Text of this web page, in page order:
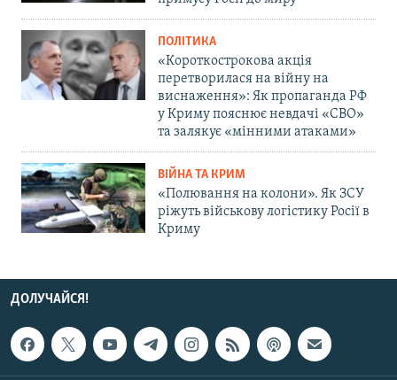
ПОЛІТИКА
«Короткострокова акція
перетворилася на війну на
виснаження»: Як пропаганда РФ
у Криму пояснює невдачі «СВО»
та залякує «мінними атаками»
ВІЙНА ТА КРИМ
«Полювання на колони». Як ЗСУ
ріжуть військову логістику Росії в
Криму
ДОЛУЧАЙСЯ!